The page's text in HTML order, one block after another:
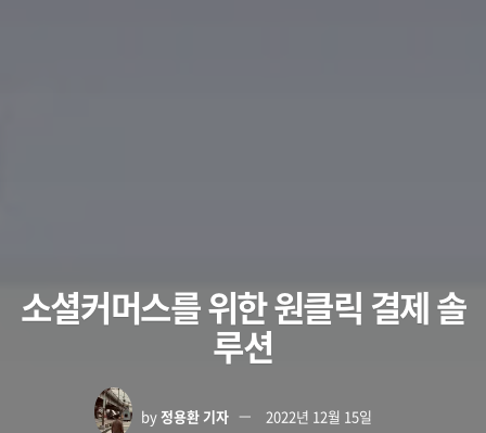
소셜커머스를 위한 원클릭 결제 솔
루션
by정용환 기자 2022년 12월 15일